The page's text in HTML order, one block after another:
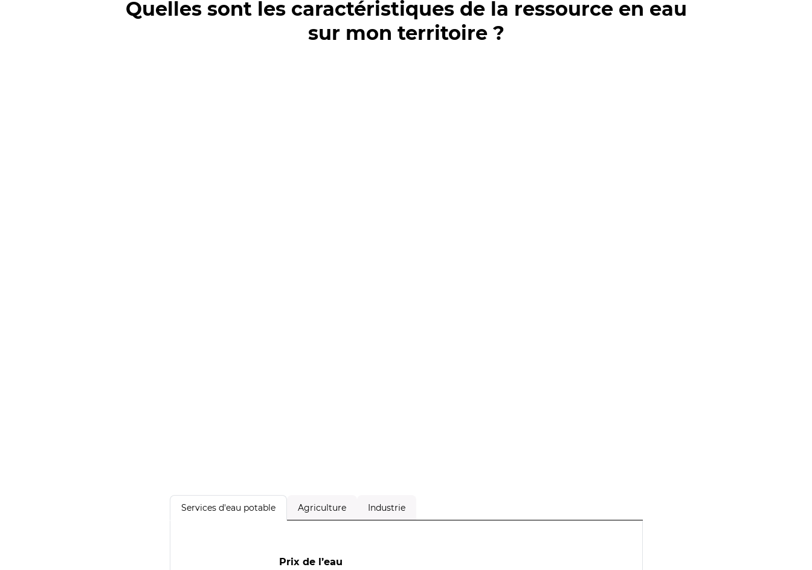
Quelles sont les caractéristiques de la ressource en eau
sur mon territoire ?
Services d'eau potable Agriculture Industrie
Prix de l’eau